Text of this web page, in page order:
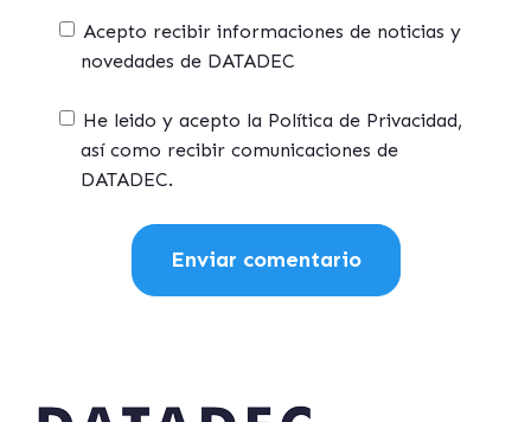
Acepto recibir informaciones de noticias y
novedades de DATADEC
He leido y acepto la Política de Privacidad,
así como recibir comunicaciones de
DATADEC.